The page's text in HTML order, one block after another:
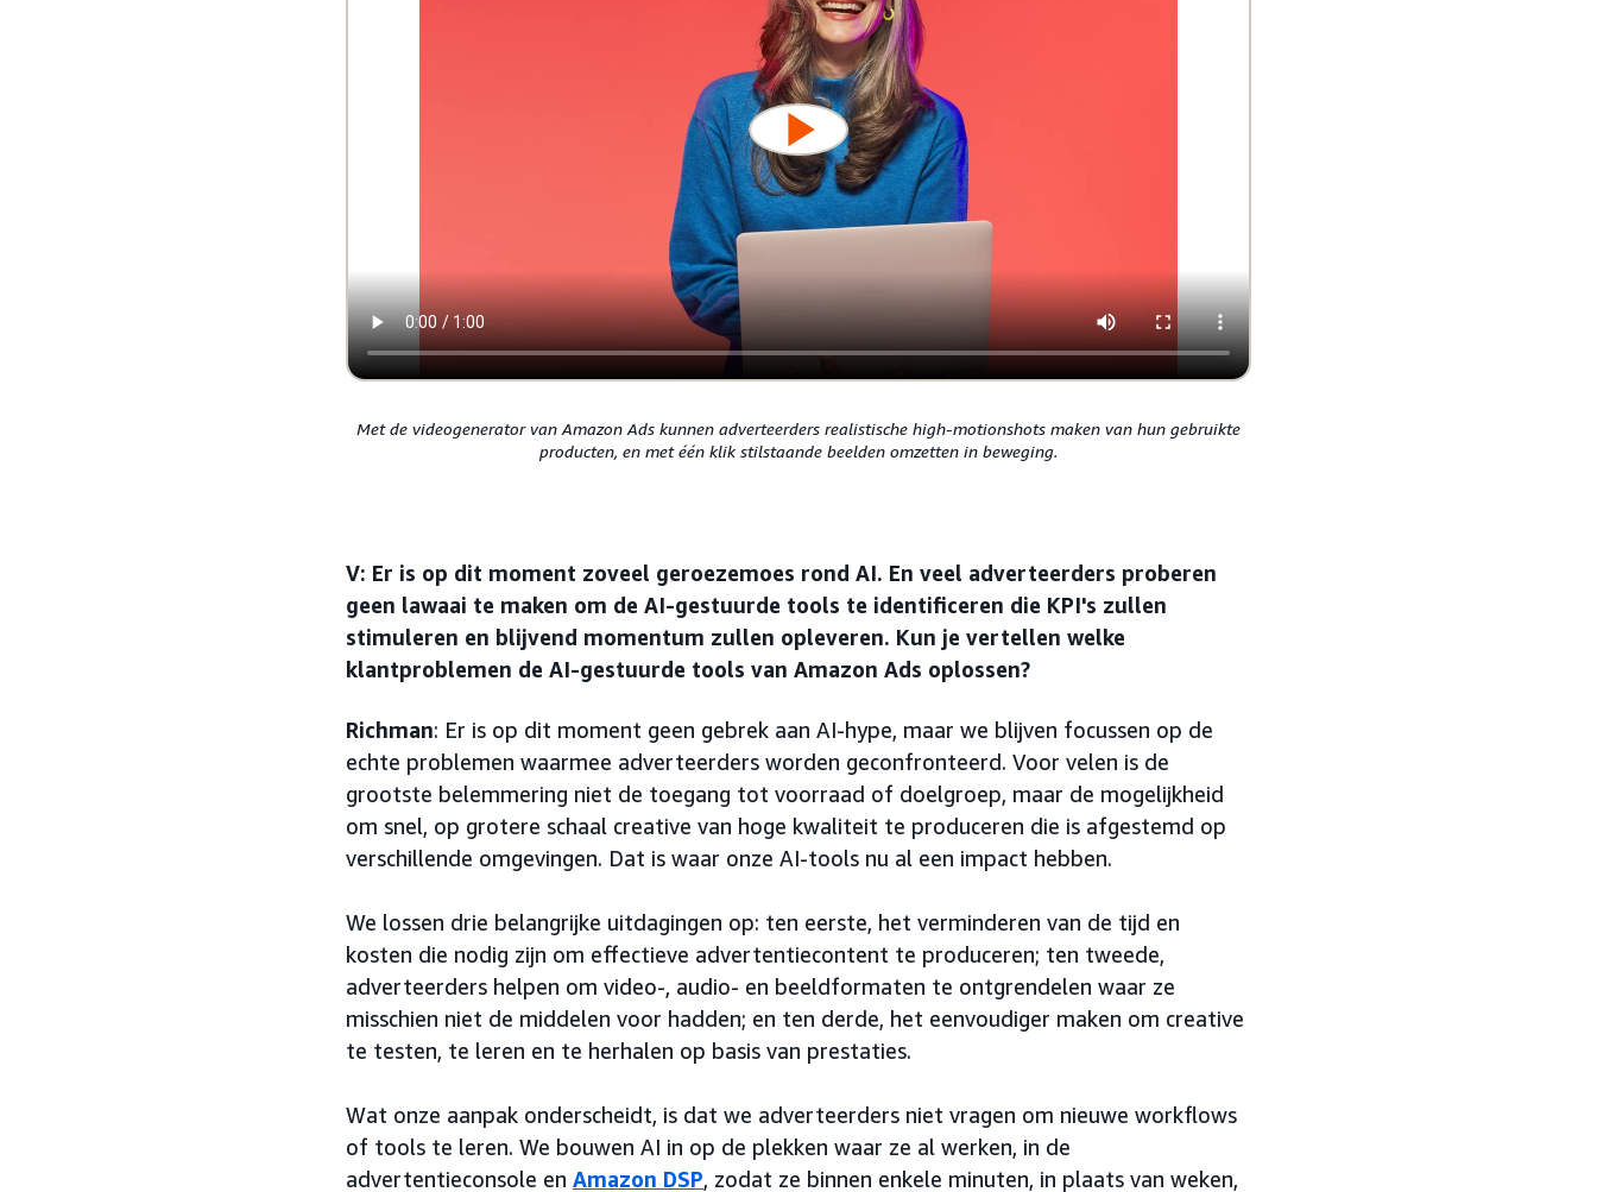
Met de videogenerator van Amazon Ads kunnen adverteerders realistische high-motionshots maken van hun gebruikte
producten, en met één klik stilstaande beelden omzetten in beweging.
V: Er is op dit moment zoveel geroezemoes rond AI. En veel adverteerders proberen
geen lawaai te maken om de AI-gestuurde tools te identificeren die KPI's zullen
stimuleren en blijvend momentum zullen opleveren. Kun je vertellen welke
klantproblemen de AI-gestuurde tools van Amazon Ads oplossen?
Richman: Er is op dit moment geen gebrek aan AI-hype, maar we blijven focussen op de
echte problemen waarmee adverteerders worden geconfronteerd. Voor velen is de
grootste belemmering niet de toegang tot voorraad of doelgroep, maar de mogelijkheid
om snel, op grotere schaal creative van hoge kwaliteit te produceren die is afgestemd op
verschillende omgevingen. Dat is waar onze AI-tools nu al een impact hebben.
We lossen drie belangrijke uitdagingen op: ten eerste, het verminderen van de tijd en
kosten die nodig zijn om effectieve advertentiecontent te produceren; ten tweede,
adverteerders helpen om video-, audio- en beeldformaten te ontgrendelen waar ze
misschien niet de middelen voor hadden; en ten derde, het eenvoudiger maken om creative
te testen, te leren en te herhalen op basis van prestaties.
Wat onze aanpak onderscheidt, is dat we adverteerders niet vragen om nieuwe workflows
of tools te leren. We bouwen AI in op de plekken waar ze al werken, in de
advertentieconsole en Amazon DSP, zodat ze binnen enkele minuten, in plaats van weken,